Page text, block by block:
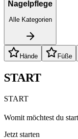
Nagelpflege
Alle Kategorien
Hände Füße
START
START
Womit möchtest du
Jetzt starten